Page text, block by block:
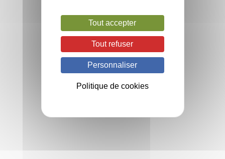
Tout accepter
Tout refuser
Personnaliser
Politique de cookies